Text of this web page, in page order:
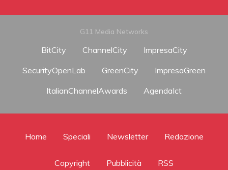
G11 Media Networks
BitCity ChannelCity
ImpresaCity
SecurityOpenLab
GreenCity
ImpresaGreen
ItalianChannelAwards
AgendaIct
Home Speciali Newsletter Redazione
Copyright Pubblicità RSS